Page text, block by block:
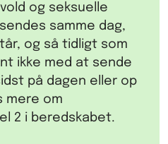
og seksuelle
sendes samme dag,
og så tidligt som
ikke med at sende
på dagen eller op
mere om
2 i beredskabet.